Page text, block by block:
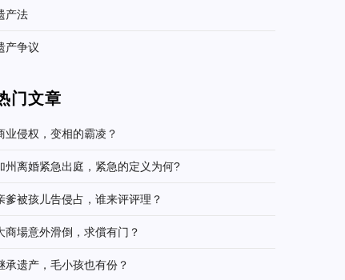
产法
产争议
门文章
业侵权，变相的霸凌？
州离婚紧急出庭，紧急的定义为何?
爹被孩儿告侵占，谁来评评理？
商場意外滑倒，求償有门？
承遗产，毛小孩也有份？